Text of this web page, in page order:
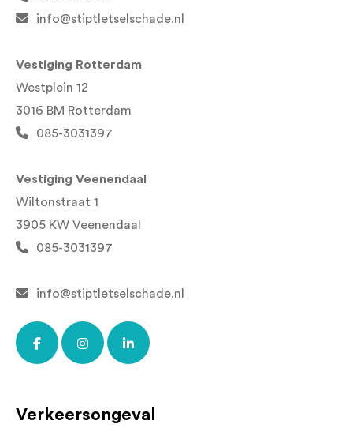
info@stiptletselschade.nl
Vestiging Rotterdam
Westplein 12
3016 BM Rotterdam
085-3031397
Vestiging Veenendaal
Wiltonstraat 1
3905 KW Veenendaal
085-3031397
info@stiptletselschade.nl
Verkeersongeval